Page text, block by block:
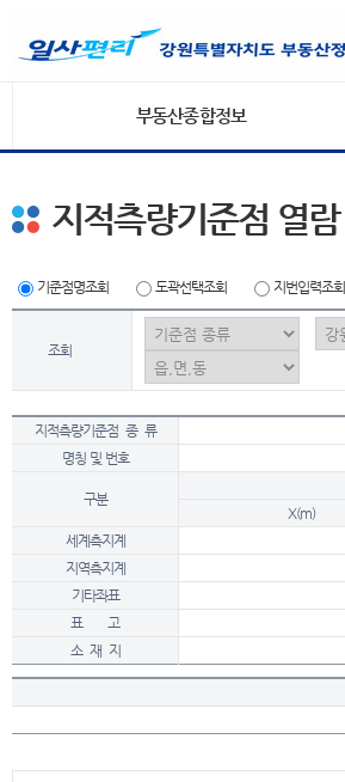
부동산종합정보
지적측량기준점 열람
기준점명조회 도곽선택조회 지번입력조회
조회
지적측량기준점 종 류
명칭 및 번호
구분
X(m)
세계측지계
지역측지계
기타좌표
표 고
소 재 지